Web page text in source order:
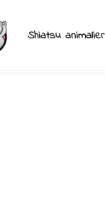
Shiatsu animalier